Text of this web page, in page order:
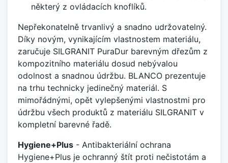
některý z ovládacích knoflíků.
Nepřekonatelně trvanlivý a snadno udržovatelný.
Díky novým, vynikajícím vlastnostem materiálu,
zaručuje SILGRANIT PuraDur barevným dřezům z
kompozitního materiálu dosud nebývalou
odolnost a snadnou údržbu. BLANCO prezentuje
na trhu technicky jedinečný materiál. S
mimořádnými, opět vylepšenými vlastnostmi pro
údržbu všech produktů z materiálu SILGRANIT v
kompletní barevné řadě.
Hygiene+Plus - Antibakteriální ochrana
Hygiene+Plus je ochranný štít proti nečistotám a